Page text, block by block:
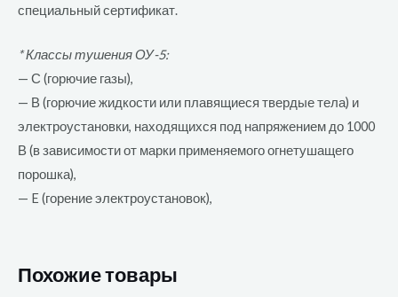
специальный сертификат.
* Классы тушения ОУ-5:
— С (горючие газы),
— В (горючие жидкости или плавящиеся твердые тела) и
электроустановки, находящихся под напряжением до 1000
В (в зависимости от марки применяемого огнетушащего
порошка),
— E (горение электроустановок),
Похожие товары